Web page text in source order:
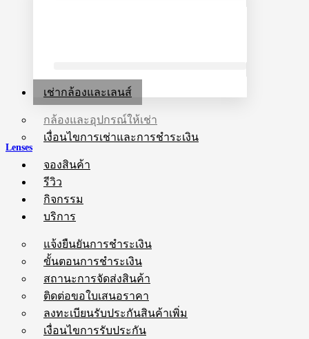
เช่ากล้องและเลนส์
กล้องและอุปกรณ์ให้เช่า
เงื่อนไขการเช่าและการชำระเงิน
จองสินค้า
รีวิว
กิจกรรม
บริการ
แจ้งยืนยันการชำระเงิน
ขั้นตอนการชำระเงิน
สถานะการจัดส่งสินค้า
ติดต่อขอใบเสนอราคา
ลงทะเบียนรับประกันสินค้าเพิ่ม
เงื่อนไขการรับประกัน
Lenses